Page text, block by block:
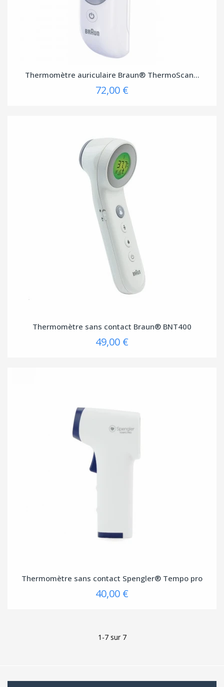
Thermomètre auriculaire Braun® ThermoScan...
72,00 €
Thermomètre sans contact Braun® BNT400
49,00 €
Thermomètre sans contact Spengler® Tempo pro
40,00 €
1-7 sur 7